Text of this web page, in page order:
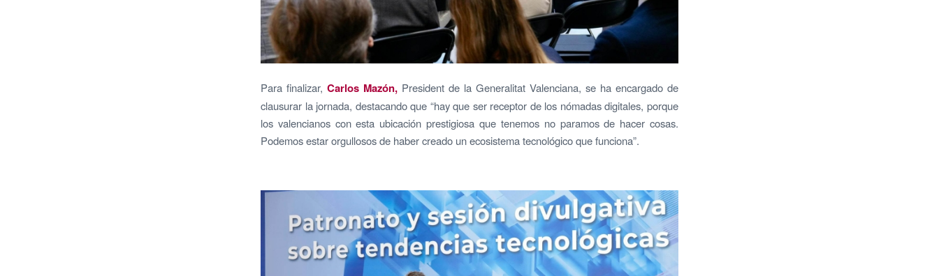
Para finalizar, Carlos Mazón, President de la Generalitat Valenciana, se ha encargado de
clausurar la jornada, destacando que “hay que ser receptor de los nómadas digitales, porque
los valencianos con esta ubicación prestigiosa que tenemos no paramos de hacer cosas.
Podemos estar orgullosos de haber creado un ecosistema tecnológico que funciona”.